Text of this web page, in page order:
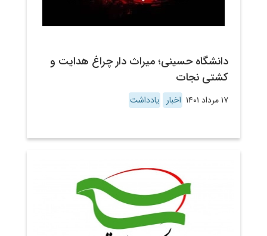
دانشگاه حسینی؛ میراث دار چراغ هدایت و
کشتی نجات
۱۷ مرداد ۱۴۰۱ اخبار یادداشت